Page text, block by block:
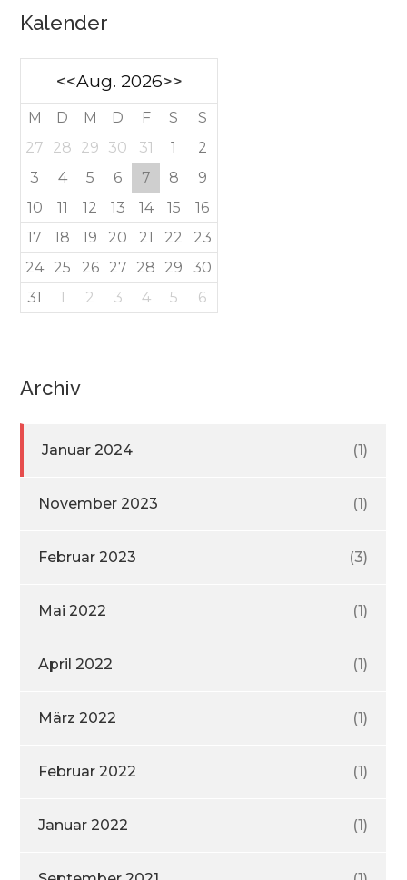
Kalender
<<Aug. 2026>>
M D M D F S
S
27
28 29 30 31 1
2
3
4 5 6 7 8
9
10
11 12 13 14 15
16
17
18 19 20 21 22
23
24
25 26 27 28 29
30
31
1 2 3 4 5 6
Archiv
Januar 2024 (1)
November 2023 (1)
Februar 2023 (3)
Mai 2022 (1)
April 2022 (1)
März 2022 (1)
Februar 2022 (1)
Januar 2022 (1)